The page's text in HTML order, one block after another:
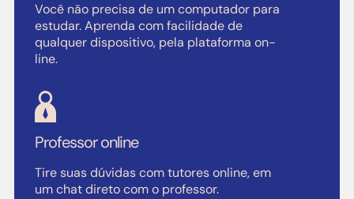
Você não precisa de um computador para
estudar. Aprenda com facilidade de
qualquer dispositivo, pela plataforma on-
line.
Professor online
Tire suas dúvidas com tutores online, em
um chat direto com o professor.